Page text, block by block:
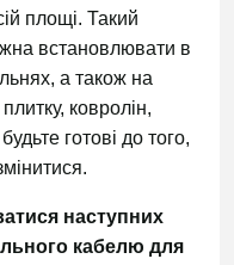
площі. Такий
встановлювати в
а також на
ковролін,
готові до того,
наступних
кабелю для